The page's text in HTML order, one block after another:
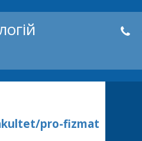
pro-fizmat